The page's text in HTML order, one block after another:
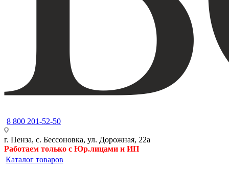
8 800 201-52-50
г. Пенза, с. Бессоновка, ул. Дорожная, 22а
Работаем только с Юр.лицами и ИП
Каталог товаров